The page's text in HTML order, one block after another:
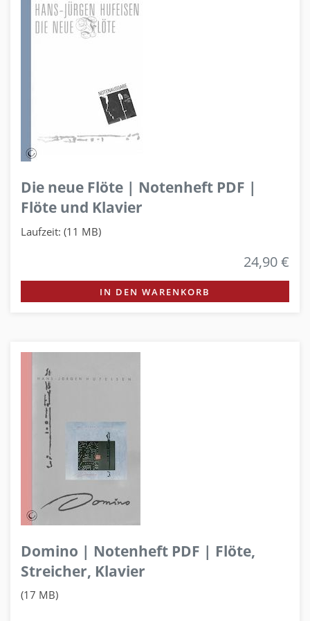
Die neue Flöte | Notenheft PDF |
Flöte und Klavier
Laufzeit: (11 MB)
24,90 €
IN DEN WARENKORB
Domino | Notenheft PDF | Flöte,
Streicher, Klavier
(17 MB)